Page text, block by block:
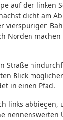
auf der linken
dicht am
vierspurigen
Norden
Straße
Blick
in einen Pfad.
links abbiegen,
nennenswerten